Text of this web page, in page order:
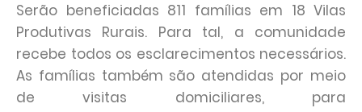
Serão beneficiadas 811 famílias em 18 Vilas
Produtivas Rurais. Para tal, a comunidade
recebe todos os esclarecimentos necessários.
As famílias também são atendidas por meio
de visitas domiciliares, para